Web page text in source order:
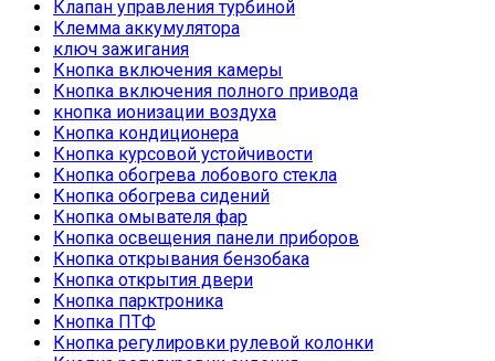
Клапан управления турбиной
Клемма аккумулятора
ключ зажигания
Кнопка включения камеры
Кнопка включения полного привода
кнопка ионизации воздуха
Кнопка кондиционера
Кнопка курсовой устойчивости
Кнопка обогрева лобового стекла
Кнопка обогрева сидений
Кнопка омывателя фар
Кнопка освещения панели приборов
Кнопка открывания бензобака
Кнопка открытия двери
Кнопка парктроника
Кнопка ПТФ
Кнопка регулировки рулевой колонки